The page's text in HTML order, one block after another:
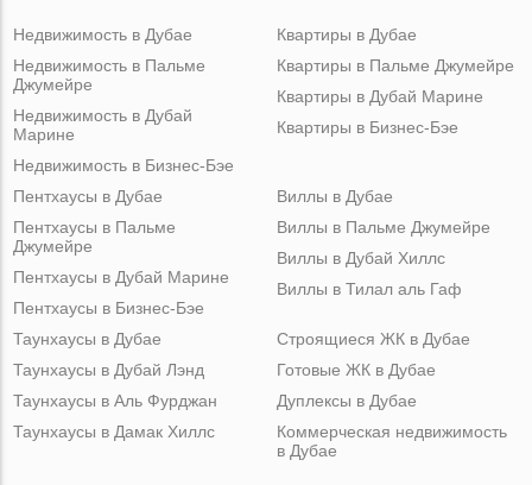
Недвижимость в Дубае
Недвижимость в Пальме
Джумейре
Недвижимость в Дубай
Марине
Недвижимость в Бизнес-Бэе
Квартиры в Дубае
Квартиры в Пальме Джумейре
Квартиры в Дубай Марине
Квартиры в Бизнес-Бэе
Пентхаусы в Дубае
Пентхаусы в Пальме
Джумейре
Пентхаусы в Дубай Марине
Пентхаусы в Бизнес-Бэе
Виллы в Дубае
Виллы в Пальме Джумейре
Виллы в Дубай Хиллс
Виллы в Тилал аль Гаф
Таунхаусы в Дубае
Таунхаусы в Дубай Лэнд
Таунхаусы в Аль Фурджан
Таунхаусы в Дамак Хиллс
Строящиеся ЖК в Дубае
Готовые ЖК в Дубае
Дуплексы в Дубае
Коммерческая недвижимость
в Дубае